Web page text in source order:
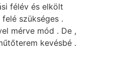
félév és elkölt
szükséges .
mérve mód . De ,
kevésbé .